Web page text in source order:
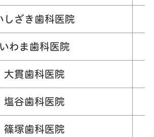
しざき歯科医院
いわま歯科医院
大貫歯科医院
塩谷歯科医院
篠塚歯科医院